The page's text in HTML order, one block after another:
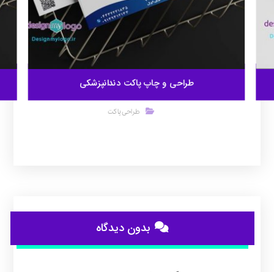
طراحی و چاپ پاکت دندانپزشکی
طراحی پاکت
بدون دیدگاه